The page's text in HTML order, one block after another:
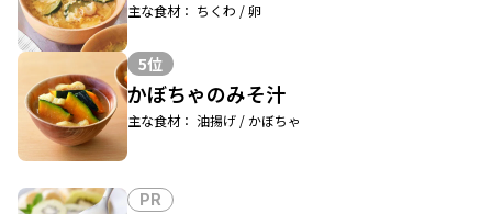
主な食材： ちくわ / 卵
5位
かぼちゃのみそ汁
主な食材： 油揚げ / かぼちゃ
PR